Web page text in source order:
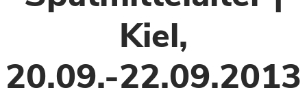
Kiel,
20.09.-22.09.2013